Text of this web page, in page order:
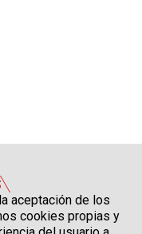
aceptación de los
cookies propias y